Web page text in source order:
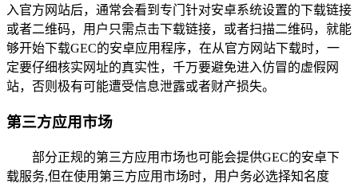
入官方网站后，通常会看到专门针对安卓系统设置的下载链接
或者二维码，用户只需点击下载链接，或者扫描二维码，就能
够开始下载GEC的安卓应用程序，在从官方网站下载时，一
定要仔细核实网址的真实性，千万要避免进入仿冒的虚假网
站，否则极有可能遭受信息泄露或者财产损失。
第三方应用市场
部分正规的第三方应用市场也可能会提供GEC的安卓下
载服务,但在使用第三方应用市场时，用户务必选择知名度